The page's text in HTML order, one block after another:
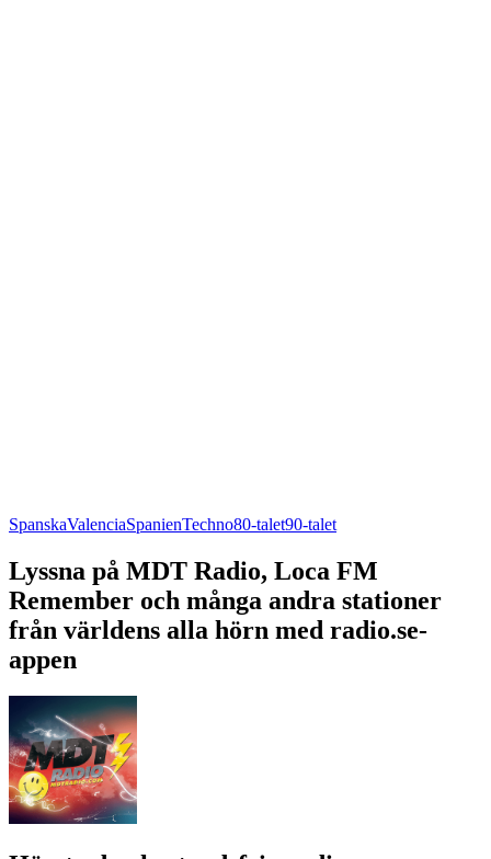
SpanskaValenciaSpanienTechno80-talet90-talet
Lyssna på MDT Radio, Loca FM
Remember och många andra stationer
från världens alla hörn med radio.se-
appen